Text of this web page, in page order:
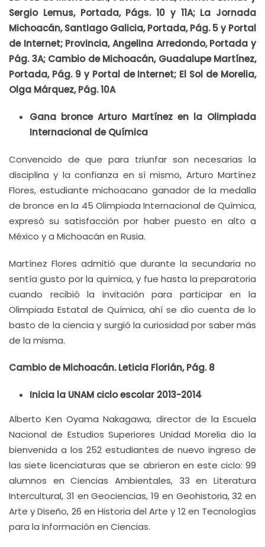
Sergio Lemus, Portada, Págs. 10 y 11A; La Jornada
Michoacán, Santiago Galicia, Portada, Pág. 5 y Portal
de Internet; Provincia, Angelina Arredondo, Portada y
Pág. 3A; Cambio de Michoacán, Guadalupe Martínez,
Portada, Pág. 9 y Portal de Internet; El Sol de Morelia,
Olga Márquez, Pág. 10A
Gana bronce Arturo Martínez en la Olimpiada
Internacional de Química
Convencido de que para triunfar son necesarias la
disciplina y la confianza en sí mismo, Arturo Martínez
Flores, estudiante michoacano ganador de la medalla
de bronce en la 45 Olimpiada Internacional de Química,
expresó su satisfacción por haber puesto en alto a
México y a Michoacán en Rusia.
Martínez Flores admitió que durante la secundaria no
sentía gusto por la química, y fue hasta la preparatoria
cuando recibió la invitación para participar en la
Olimpiada Estatal de Química, ahí se dio cuenta de lo
basto de la ciencia y surgió la curiosidad por saber más
de la misma.
Cambio de Michoacán. Leticia Florián, Pág. 8
Inicia la UNAM ciclo escolar 2013-2014
Alberto Ken Oyama Nakagawa, director de la Escuela
Nacional de Estudios Superiores Unidad Morelia dio la
bienvenida a los 252 estudiantes de nuevo ingreso de
las siete licenciaturas que se abrieron en este ciclo: 99
alumnos en Ciencias Ambientales, 33 en Literatura
Intercultural, 31 en Geociencias, 19 en Geohistoria, 32 en
Arte y Diseño, 26 en Historia del Arte y 12 en Tecnologías
para la Información en Ciencias.